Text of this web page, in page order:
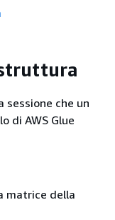
sessione che un
di AWS Glue
matrice della